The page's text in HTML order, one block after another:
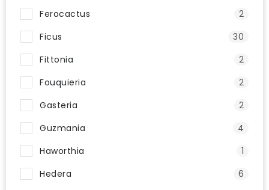
Ferocactus
2
Ficus
30
Fittonia
2
Fouquieria
2
Gasteria
2
Guzmania
4
Haworthia
1
Hedera
6